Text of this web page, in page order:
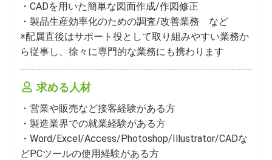
・CADを用いた簡単な図面作成/作図修正
・製品生産効率化のための調査/改善業務　など
※配属直後はサポート役として取り組みやすい業務か
ら従事し、徐々に専門的な業務にも携わります
求める人材
・営業や販売など接客経験がある方
・製造業界での就業経験がある方
・Word/Excel/Access/Photoshop/Illustrator/CADな
どPCツールの使用経験がある方